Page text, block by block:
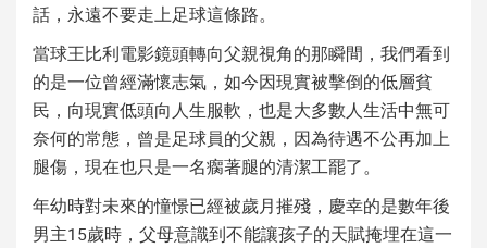
話，永遠不要走上足球這條路。
當球王比利電影鏡頭轉向父親視角的那瞬間，我們看到
的是一位曾經滿懷志氣，如今因現實被擊倒的低層貧
民，向現實低頭向人生服軟，也是大多數人生活中無可
奈何的常態，曾是足球員的父親，因為待遇不公再加上
腿傷，現在也只是一名瘸著腿的清潔工罷了。
年幼時對未來的憧憬已經被歲月摧殘，慶幸的是數年後
男主15歲時，父母意識到不能讓孩子的天賦掩埋在這一